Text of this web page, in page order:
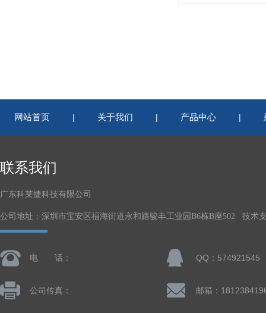
网站首页 | 关于我们 | 产品中心 |
联系我们
广东科莱捷科技有限公司
公司地址：深圳市宝安区福海街道永和路骏丰工业园B6栋B座502 技术
电 话： QQ：574921545
公司传真：